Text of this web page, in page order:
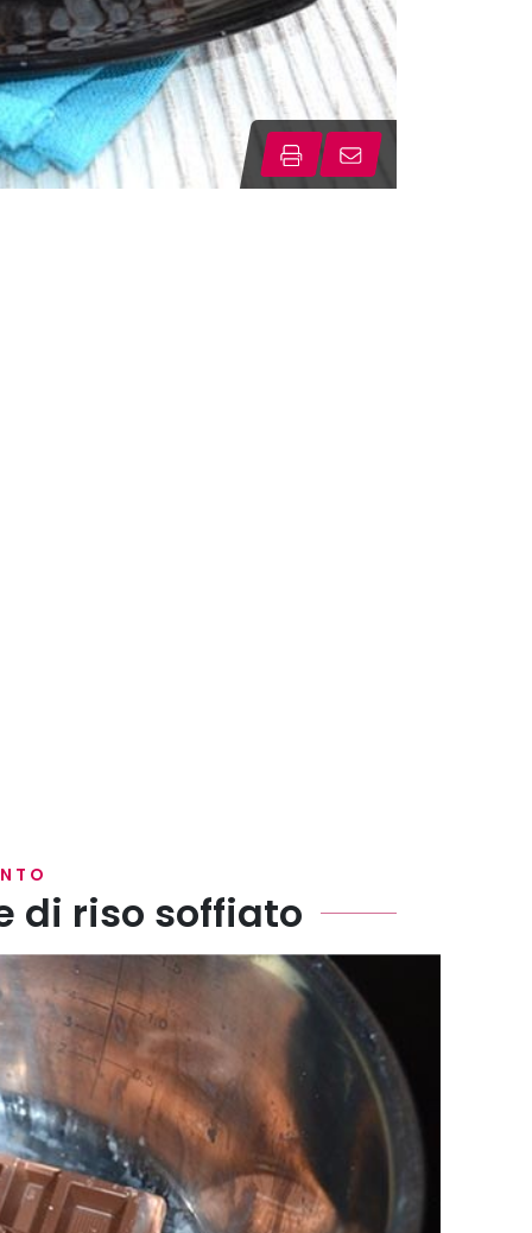
di riso soffiato
con il burro